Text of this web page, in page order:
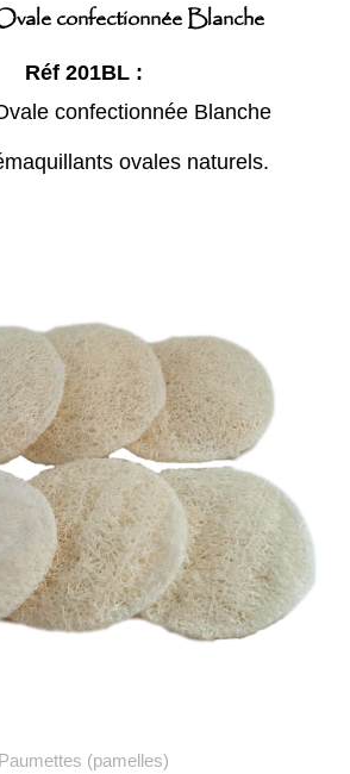
confectionnée Blanche
Réf 201BL :
confectionnée Blanche
ovales naturels.
Paumettes (pamelles)